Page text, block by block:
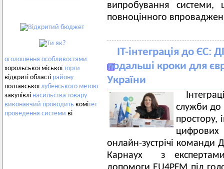
оголошення особливостями
хорольської міськоїторги
відкриті області району
полтавськоїлубенського метою
закупівлі насильства товару
виконавчий проводить комітет
проведення системи ві
випробування системи,
повноцінного
ІТ-інтеграція до ЄС:
подальші кроки для
України
служби до
простору,
онлайн-зустрічі
Карнаух з експертами